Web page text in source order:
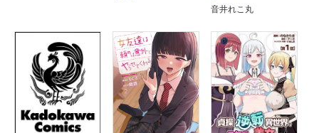
音井れこ丸